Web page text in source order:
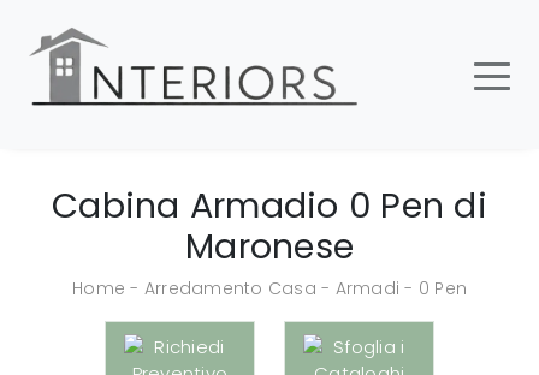
Cabina Armadio 0 Pen di
Maronese
Home - Arredamento Casa - Armadi - 0 Pen